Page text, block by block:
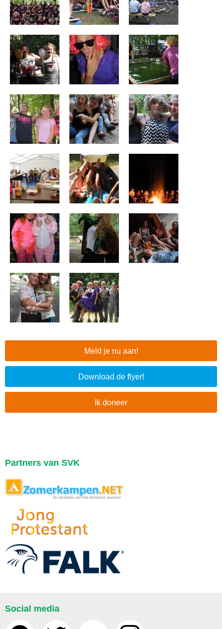
Meld je nu aan!
Download de flyer!
Ik doneer
Partners van SVK
Social media